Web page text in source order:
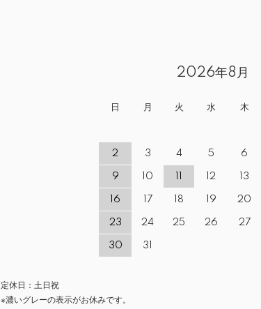
2026年8月
日 月 火 水 木
2 3 4 5 6
9 10 12 13
16 17 18 19 20
23 24 25 26 27
30 31
定休日：土日祝
※濃いグレーの表示がお休みです。